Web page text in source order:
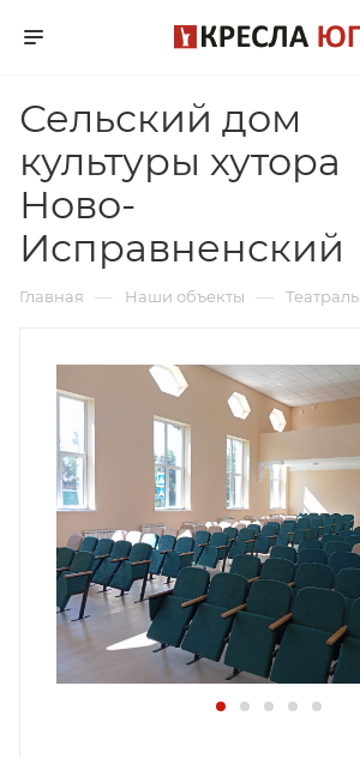
Сельский дом
культуры хутора
Ново-
Исправненский
Главная — Наши объекты —